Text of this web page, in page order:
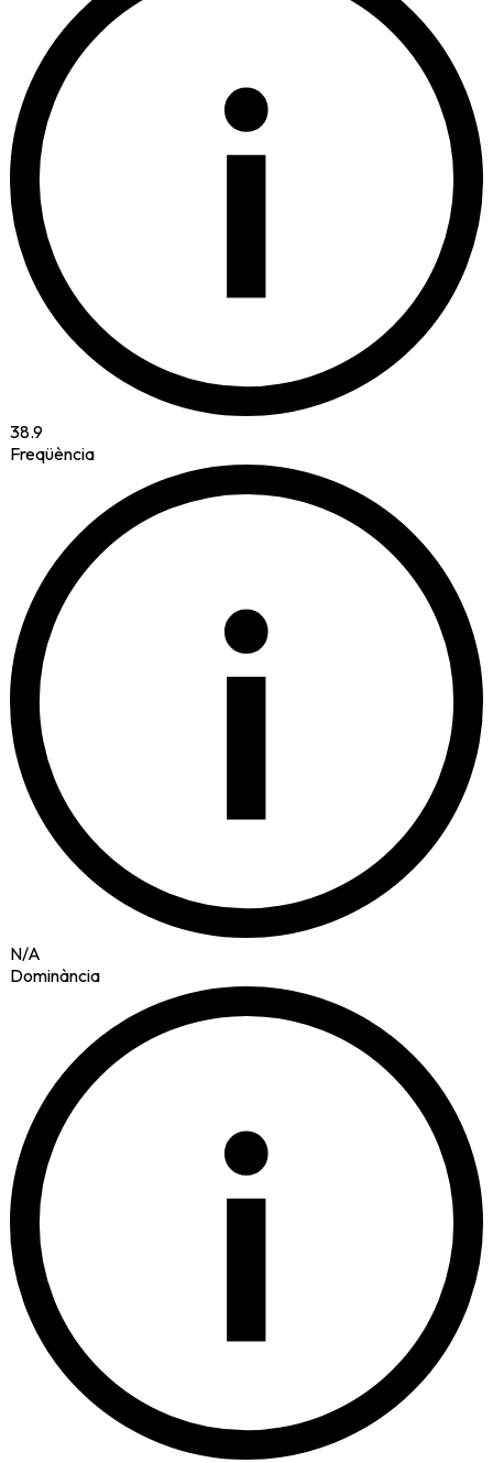
i
38.9
Freqüència
i
N/A
Dominància
i